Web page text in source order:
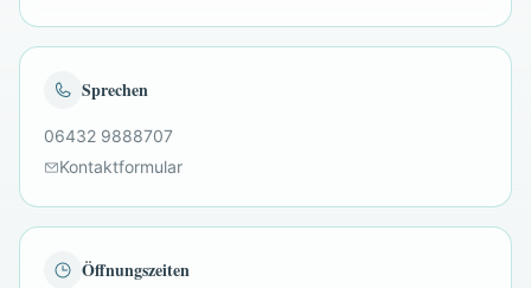
Sprechen
06432 9888707
Kontaktformular
Öffnungszeiten